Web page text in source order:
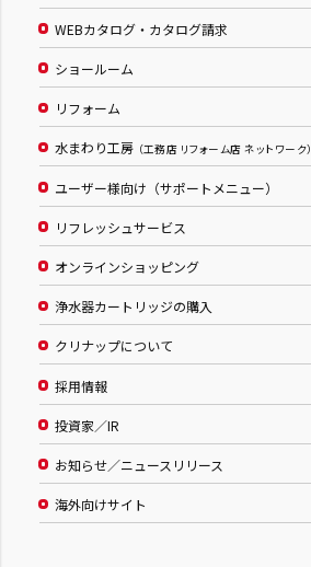
WEBカタログ・カタログ請求
ショールーム
リフォーム
水まわり工房 （工務店 リフォーム店 ネットワーク）
ユーザー様向け（サポートメニュー）
リフレッシュサービス
オンラインショッピング
浄水器カートリッジの購入
クリナップについて
採用情報
投資家／IR
お知らせ／ニュースリリース
海外向けサイト